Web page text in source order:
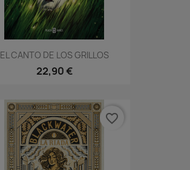
EL CANTO DE LOS GRILLOS
22,90 €
favorite_border